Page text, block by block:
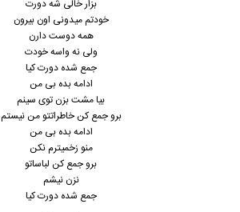
بزار خالی شه دورت
خودتم میدونی اون بیرون
همه دوست دارن
ولی نه واسه خودت
جمع شده دورت کیا
ادامه بده بی من
بیا مشت بزن توی سینم
برو جمع کن خاطراتتو من نیستم
ادامه بده بی من
منو زخمیترم نکن
برو جمع کن لباساتو
نزن نیشم
جمع شده دورت کیا